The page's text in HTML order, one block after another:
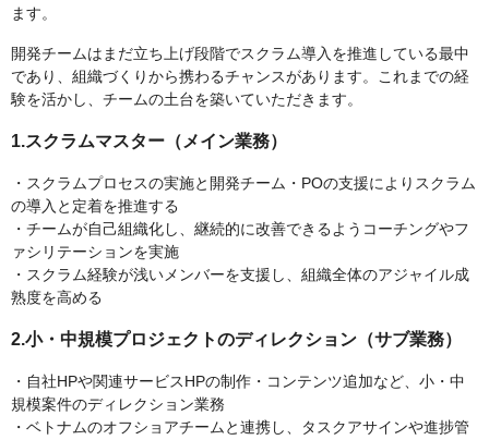
ます。
開発チームはまだ立ち上げ段階でスクラム導入を推進している最中
であり、組織づくりから携わるチャンスがあります。これまでの経
験を活かし、チームの土台を築いていただきます。
1.スクラムマスター（メイン業務）
・スクラムプロセスの実施と開発チーム・POの支援によりスクラム
の導入と定着を推進する
・チームが自己組織化し、継続的に改善できるようコーチングやフ
ァシリテーションを実施
・スクラム経験が浅いメンバーを支援し、組織全体のアジャイル成
熟度を高める
2.小・中規模プロジェクトのディレクション（サブ業務）
・自社HPや関連サービスHPの制作・コンテンツ追加など、小・中
規模案件のディレクション業務
・ベトナムのオフショアチームと連携し、タスクアサインや進捗管